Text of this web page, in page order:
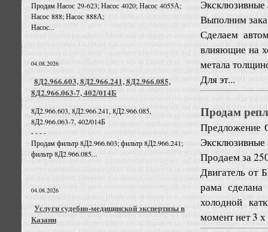
Продам Насос 29-623; Насос 4020; Насос 4055А;
Насос 888; Насос 888А;
Насос...
04.08.2026
8Д2.966.603, 8Д2.966.241, 8Д2.966.085,
8Д2.966.063-7, 402/014Б
8Д2.966.603, 8Д2.966.241, 8Д2.966.085,
8Д2.966.063-7, 402/014Б
- - - -
Продам фильтр 8Д2.966.603; фильтр 8Д2.966.241;
фильтр 8Д2.966.085...
04.08.2026
Услуги судебно-медицинской экспертизы в
Казани
Эксклюзивные
Выполним
Сделаем
влияющие на
метала
Для эт...
Продам
Предложение
Эксклюзивные
Продаем за
Двигатель от
рама
холодной
момент нет 3 х